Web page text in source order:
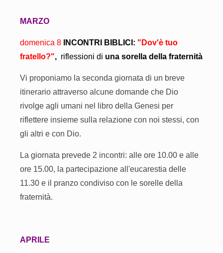
MARZO
domenica 8 INCONTRI BIBLICI: "Dov'è tuo
fratello?", riflessioni di una sorella della fraternità
Vi proponiamo la seconda giornata di un breve
itinerario attraverso alcune domande che Dio
rivolge agli umani nel libro della Genesi per
riflettere insieme sulla relazione con noi stessi, con
gli altri e con Dio.
La giornata prevede 2 incontri: alle ore 10.00 e alle
ore 15.00, la partecipazione all'eucarestia delle
11.30 e il pranzo condiviso con le sorelle della
fraternità.
APRILE